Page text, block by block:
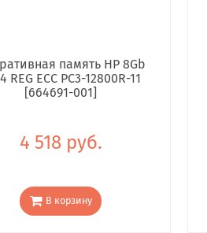
память HP 8Gb
REG ECC PC3-12800R-11
[664691-001]
4 518 руб.
В корзину